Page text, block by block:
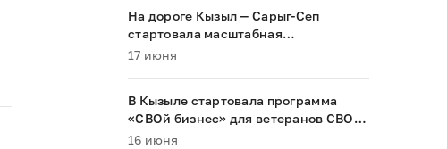
На дороге Кызыл — Сарыг-Сеп
стартовала масштабная
реконструкция
17 июня
В Кызыле стартовала программа
«СВОй бизнес» для ветеранов СВО и
их семей
16 июня